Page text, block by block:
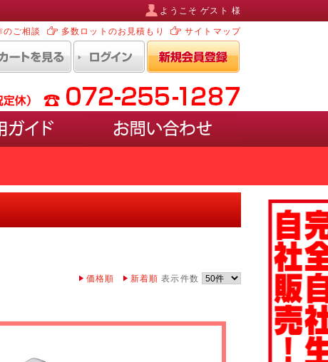
ようこそ ゲスト 様
のご相談 多数ロットのお見積もり サイトマップ
ルなど)
ペースがあるタイプ価格順 新着順 表示件数